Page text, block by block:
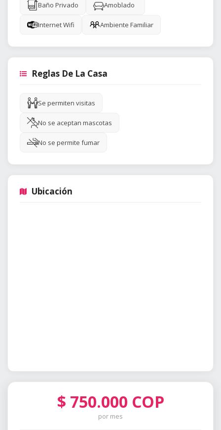
Baño Privado Amoblado
Internet Wifi Ambiente Familiar
Reglas De La Casa
Se permiten visitas
No se aceptan mascotas
No se permite fumar
Ubicación
$ 750.000 COP
por mes